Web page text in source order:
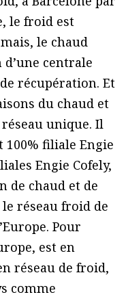
le froid est
le chaud
centrale
récupération. Et
du chaud et
réseau unique. Il
100% filiale Engie
Engie Cofely,
de chaud et de
réseau froid de
Pour
est en
réseau de froid,
comme